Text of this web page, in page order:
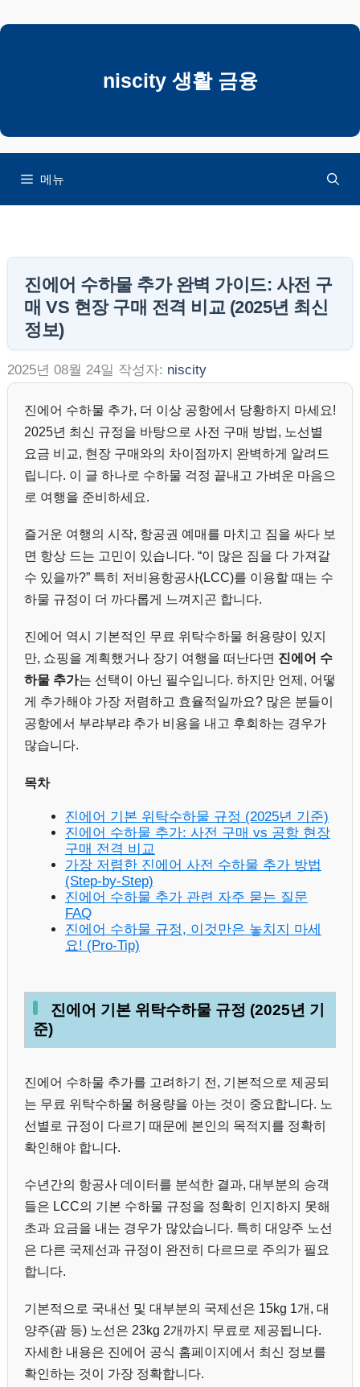
텐
뛰
niscity 생활 금융
메뉴
진에어 수하물 추가 완벽 가이드: 사전 구
매 VS 현장 구매 전격 비교 (2025년 최신
정보)
2025년 08월 24일 작성자: niscity
진에어 수하물 추가, 더 이상 공항에서 당황하지 마세요!
2025년 최신 규정을 바탕으로 사전 구매 방법, 노선별
요금 비교, 현장 구매와의 차이점까지 완벽하게 알려드
립니다. 이 글 하나로 수하물 걱정 끝내고 가벼운 마음으
로 여행을 준비하세요.
즐거운 여행의 시작, 항공권 예매를 마치고 짐을 싸다 보
면 항상 드는 고민이 있습니다. “이 많은 짐을 다 가져갈
수 있을까?” 특히 저비용항공사(LCC)를 이용할 때는 수
하물 규정이 더 까다롭게 느껴지곤 합니다.
진에어 역시 기본적인 무료 위탁수하물 허용량이 있지
만, 쇼핑을 계획했거나 장기 여행을 떠난다면 진에어 수
하물 추가는 선택이 아닌 필수입니다. 하지만 언제, 어떻
게 추가해야 가장 저렴하고 효율적일까요? 많은 분들이
공항에서 부랴부랴 추가 비용을 내고 후회하는 경우가
많습니다.
목차
진에어 기본 위탁수하물 규정 (2025년 기준)
진에어 수하물 추가: 사전 구매 vs 공항 현장
구매 전격 비교
가장 저렴한 진에어 사전 수하물 추가 방법
(Step-by-Step)
진에어 수하물 추가 관련 자주 묻는 질문
FAQ
진에어 수하물 규정, 이것만은 놓치지 마세
요! (Pro-Tip)
진에어 기본 위탁수하물 규정 (2025년 기
준)
진에어 수하물 추가를 고려하기 전, 기본적으로 제공되
는 무료 위탁수하물 허용량을 아는 것이 중요합니다. 노
선별로 규정이 다르기 때문에 본인의 목적지를 정확히
확인해야 합니다.
수년간의 항공사 데이터를 분석한 결과, 대부분의 승객
들은 LCC의 기본 수하물 규정을 정확히 인지하지 못해
초과 요금을 내는 경우가 많았습니다. 특히 대양주 노선
은 다른 국제선과 규정이 완전히 다르므로 주의가 필요
합니다.
기본적으로 국내선 및 대부분의 국제선은 15kg 1개, 대
양주(괌 등) 노선은 23kg 2개까지 무료로 제공됩니다.
자세한 내용은 진에어 공식 홈페이지에서 최신 정보를
확인하는 것이 가장 정확합니다.